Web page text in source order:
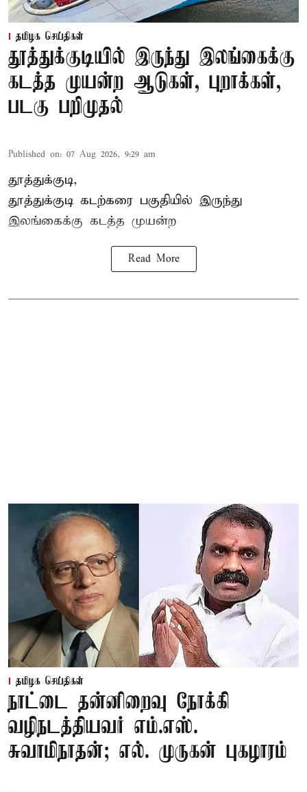
தமிழக செய்திகள்
தூத்துக்குடியில் இருந்து இலங்கைக்கு
கடத்த முயன்ற ஆடுகள், புறாக்கள்,
படகு பறிமுதல்
Published on: 07 Aug 2026, 9:29 am
தூத்துக்குடி,
தூத்துக்குடி கடற்கரை பகுதியில் இருந்து
இலங்கைக்கு கடத்த முயன்ற
Read More
தமிழக செய்திகள்
நாட்டை தன்னிறைவு நோக்கி
வழிநடத்தியவர் எம்.எஸ்.
சுவாமிநாதன்; எல். முருகன் புகழாரம்